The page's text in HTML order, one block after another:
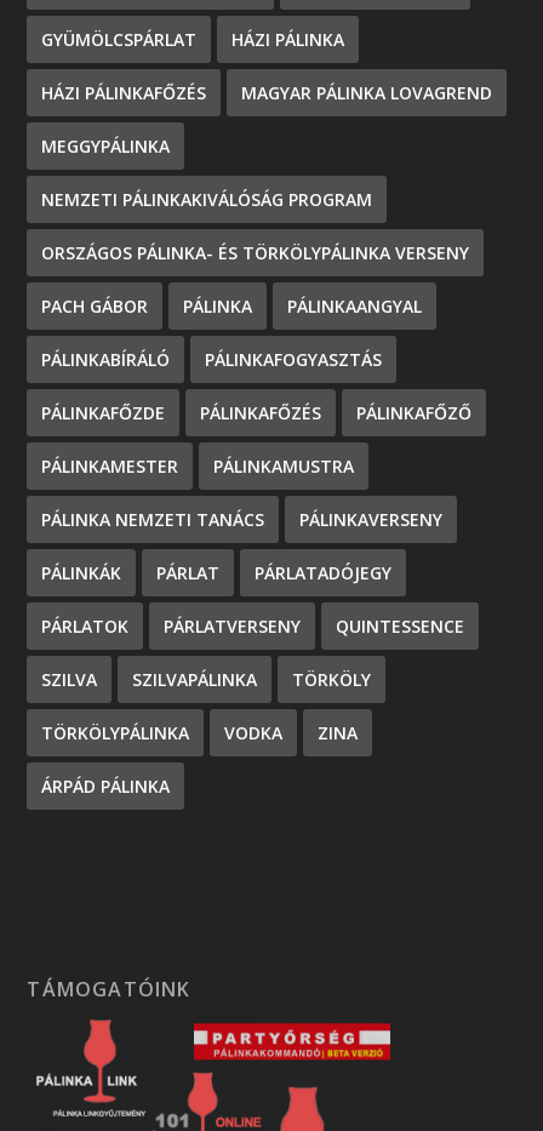
GYÜMÖLCSPÁRLAT HÁZI PÁLINKA
HÁZI PÁLINKAFŐZÉS MAGYAR PÁLINKA LOVAGREND
MEGGYPÁLINKA
NEMZETI PÁLINKAKIVÁLÓSÁG PROGRAM
ORSZÁGOS PÁLINKA- ÉS TÖRKÖLYPÁLINKA VERSENY
PACH GÁBOR PÁLINKA PÁLINKAANGYAL
PÁLINKABÍRÁLÓ PÁLINKAFOGYASZTÁS
PÁLINKAFŐZDE PÁLINKAFŐZÉS PÁLINKAFŐZŐ
PÁLINKAMESTER PÁLINKAMUSTRA
PÁLINKA NEMZETI TANÁCS PÁLINKAVERSENY
PÁLINKÁK PÁRLAT PÁRLATADÓJEGY
PÁRLATOK PÁRLATVERSENY QUINTESSENCE
SZILVA SZILVAPÁLINKA TÖRKÖLY
TÖRKÖLYPÁLINKA VODKA ZINA
ÁRPÁD PÁLINKA
TÁMOGATÓINK